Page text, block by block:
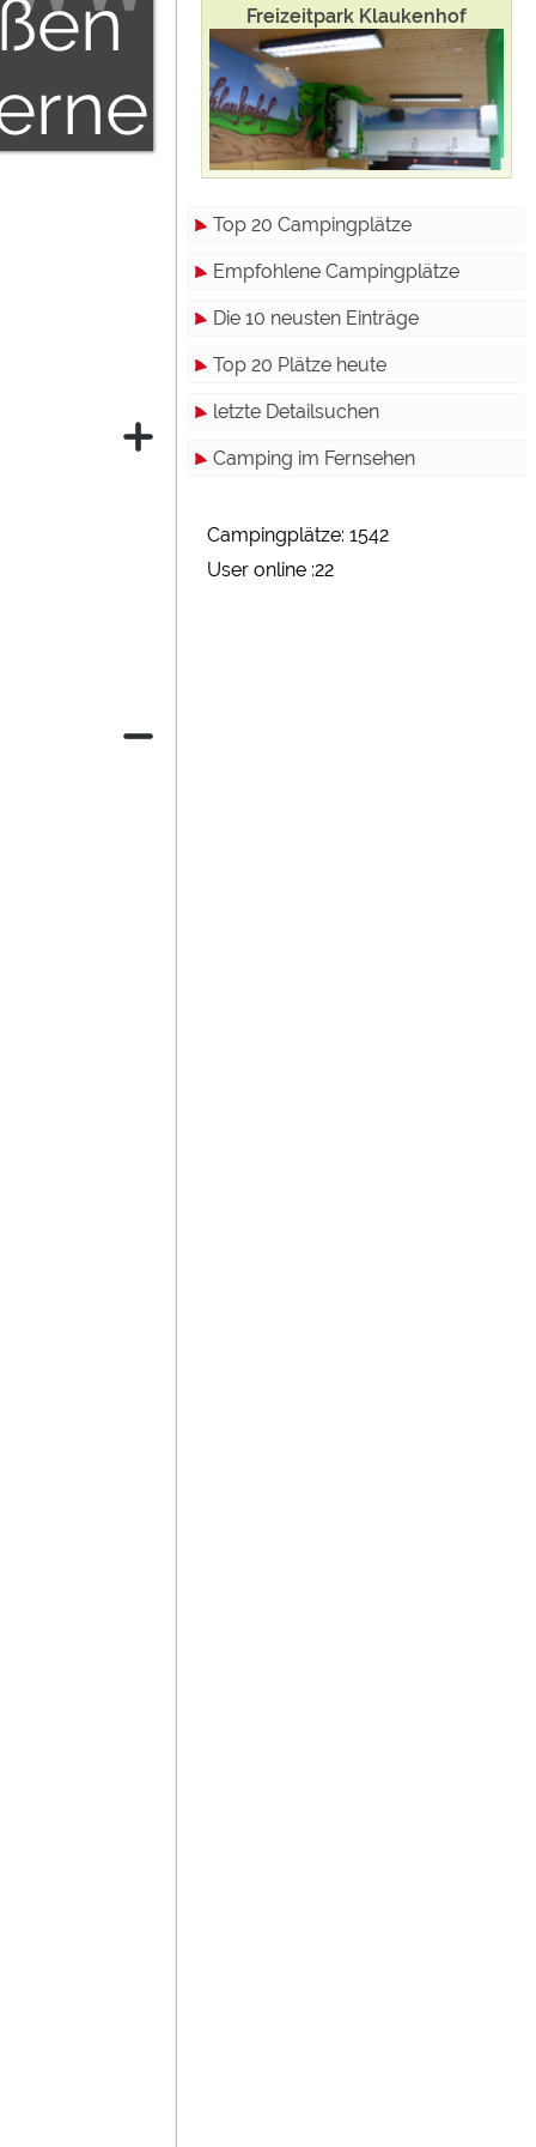
Freizeitpark Klaukenhof
Top 20 Campingplätze
Empfohlene Campingplätze
Die 10 neusten Einträge
Top 20 Plätze heute
letzte Detailsuchen
Camping im Fernsehen
Campingplätze: 1542
User online :22